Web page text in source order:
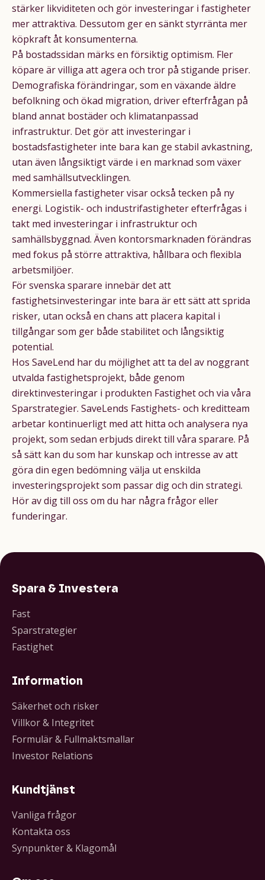
stärker likviditeten och gör investeringar i fastigheter
mer attraktiva. Dessutom ger en sänkt styrränta mer
köpkraft åt konsumenterna.
På bostadssidan märks en försiktig optimism. Fler
köpare är villiga att agera och tror på stigande priser.
Demografiska förändringar, som en växande äldre
befolkning och ökad migration, driver efterfrågan på
bland annat bostäder och klimatanpassad
infrastruktur. Det gör att investeringar i
bostadsfastigheter inte bara kan ge stabil avkastning,
utan även långsiktigt värde i en marknad som växer
med samhällsutvecklingen.
Kommersiella fastigheter visar också tecken på ny
energi. Logistik- och industrifastigheter efterfrågas i
takt med investeringar i infrastruktur och
samhällsbyggnad. Även kontorsmarknaden förändras
med fokus på större attraktiva, hållbara och flexibla
arbetsmiljöer.
För svenska sparare innebär det att
fastighetsinvesteringar inte bara är ett sätt att sprida
risker, utan också en chans att placera kapital i
tillgångar som ger både stabilitet och långsiktig
potential.
Hos SaveLend har du möjlighet att ta del av noggrant
utvalda fastighetsprojekt, både genom
direktinvesteringar i produkten Fastighetoch via våra
Sparstrategier. SaveLends Fastighets- och kreditteam
arbetar kontinuerligt med att hitta och analysera nya
projekt, som sedan erbjuds direkt till våra sparare. På
så sätt kan du som har kunskap och intresse av att
göra din egen bedömning välja ut enskilda
investeringsprojekt som passar dig och din strategi.
Hör av dig till oss om du har några frågor eller
funderingar.
Spara & Investera
Fast
Sparstrategier
Fastighet
Information
Säkerhet och risker
Villkor & Integritet
Formulär & Fullmaktsmallar
Investor Relations
Kundtjänst
Vanliga frågor
Kontakta oss
Synpunkter & Klagomål